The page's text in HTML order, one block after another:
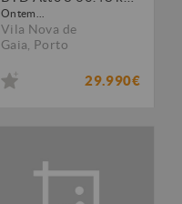
Ontem...
Vila Nova de
Gaia Porto
29.990€